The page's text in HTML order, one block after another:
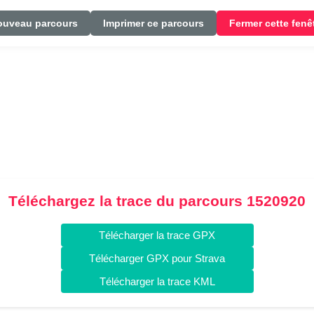
parcours Imprimer ce parcours Fermer cette
Téléchargez la trace du parcours 1520920
Télécharger la trace GPX
Télécharger GPX pour Strava
Télécharger la trace KML